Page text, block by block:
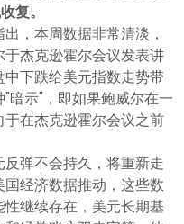
复。
，本周数据非常清淡，
杰克逊霍尔会议发表讲
下跌给美元指数走势带
暗示"，即如果鲍威尔在一
在杰克逊霍尔会议之前
弹不会持久，将重新走
经济数据推动，这些数
继续存在，美元长期基